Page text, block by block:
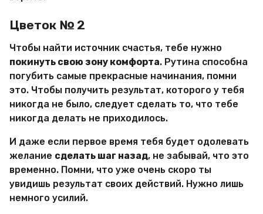
Цветок № 2
Чтобы найти источник счастья, тебе нужно
покинуть свою зону комфорта. Рутина способна
погубить самые прекрасные начинания, помни
это. Чтобы получить результат, которого у тебя
никогда не было, следует сделать то, что тебе
никогда делать не приходилось.
И даже если первое время тебя будет одолевать
желание сделать шаг назад, не забывай, что это
временно. Помни, что уже очень скоро ты
увидишь результат своих действий. Нужно лишь
немного усилий.